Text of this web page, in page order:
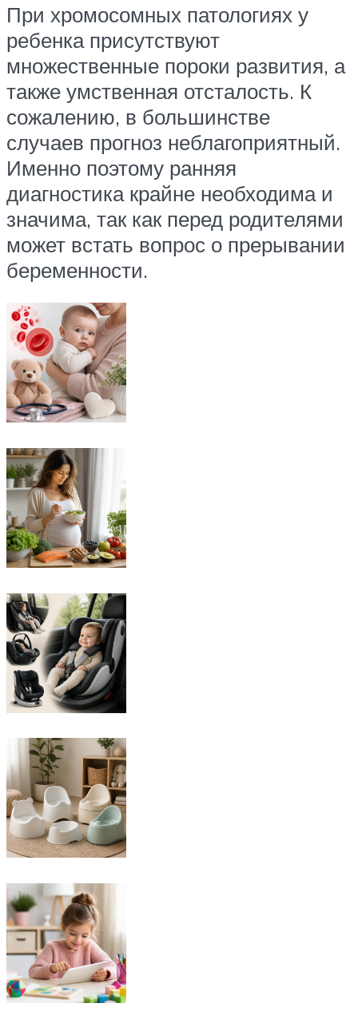
При хромосомных патологиях у
ребенка присутствуют
множественные пороки развития, а
также умственная отсталость. К
сожалению, в большинстве
случаев прогноз неблагоприятный.
Именно поэтому ранняя
диагностика крайне необходима и
значима, так как перед родителями
может встать вопрос о прерывании
беременности.